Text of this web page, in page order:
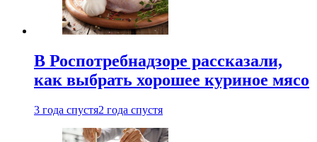
В Роспотребнадзоре рассказали,
как выбрать хорошее куриное мясо
3 года спустя2 года спустя